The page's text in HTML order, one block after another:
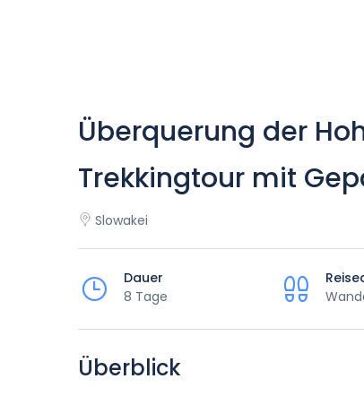
Überquerung der
Trekkingtour mit
Slowakei
Dauer
8 Tage
Überblick